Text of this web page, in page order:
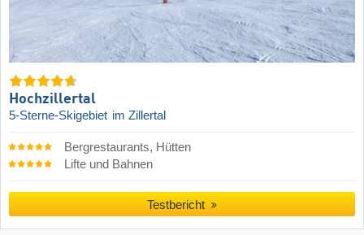
Hochzillertal
5-Sterne-Skigebiet im Zillertal
Bergrestaurants, Hütten
Lifte und Bahnen
Testbericht